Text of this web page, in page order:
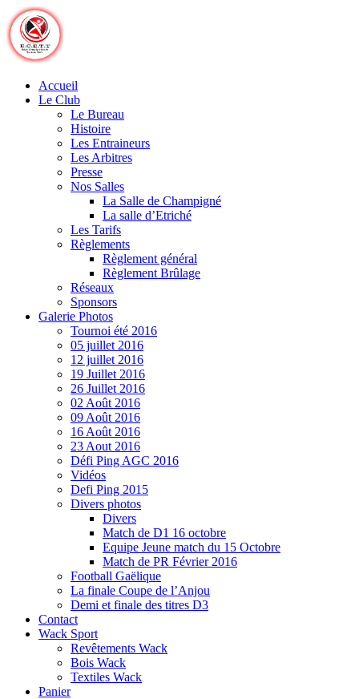
Skip
to
content
Accueil
Le Club
Le Bureau
Histoire
Les Entraineurs
Les Arbitres
Presse
Nos Salles
La Salle de Champigné
La salle d’Etriché
Les Tarifs
Règlements
Règlement général
Règlement Brûlage
Réseaux
Sponsors
Galerie Photos
Tournoi été 2016
05 juillet 2016
12 juillet 2016
19 Juillet 2016
26 Juillet 2016
02 Août 2016
09 Août 2016
16 Août 2016
23 Aout 2016
Défi Ping AGC 2016
Vidéos
Defi Ping 2015
Divers photos
Divers
Match de D1 16 octobre
Equipe Jeune match du 15 Octobre
Match de PR Février 2016
Football Gaëlique
La finale Coupe de l’Anjou
Demi et finale des titres D3
Contact
Wack Sport
Revêtements Wack
Bois Wack
Textiles Wack
Panier